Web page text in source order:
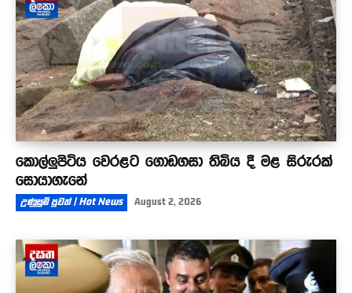
කොල්ලුපිටිය වෙරළට ගොඩගසා තිබිය දී මළ සිරුරක්
සොයාගැනේ
උණුසුම් පුවත් | Hot News August 2, 2026